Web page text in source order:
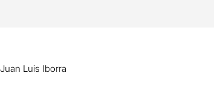
Juan Luis Iborra